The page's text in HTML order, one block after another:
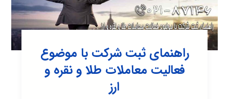
راهنمای ثبت شرکت با موضوع
فعالیت معاملات طلا و نقره و
ارز